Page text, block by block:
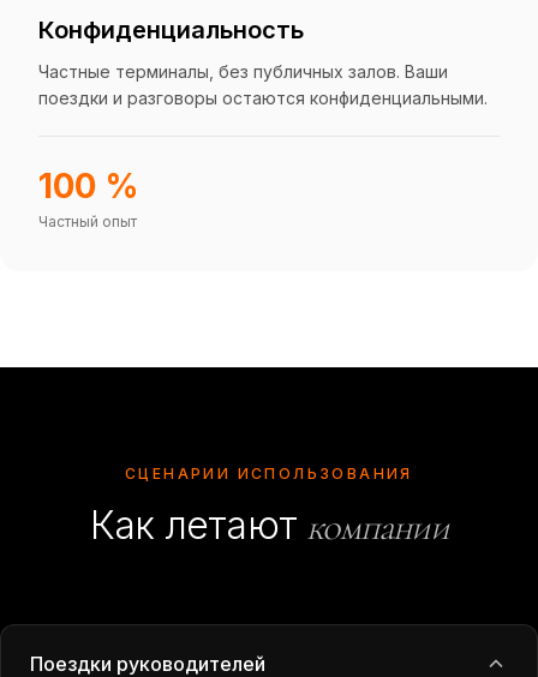
Конфиденциальность
Частные терминалы, без публичных залов. Ваши
поездки и разговоры остаются конфиденциальными.
100 %
Частный опыт
СЦЕНАРИИ ИСПОЛЬЗОВАНИЯ
Как летают компании
Поездки руководителей